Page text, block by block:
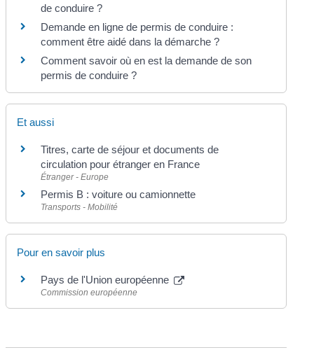
de conduire ?
Demande en ligne de permis de conduire :
comment être aidé dans la démarche ?
Comment savoir où en est la demande de son
permis de conduire ?
Et aussi
Titres, carte de séjour et documents de
circulation pour étranger en France
Étranger - Europe
Permis B : voiture ou camionnette
Transports - Mobilité
Pour en savoir plus
Pays de l'Union européenne
Commission européenne